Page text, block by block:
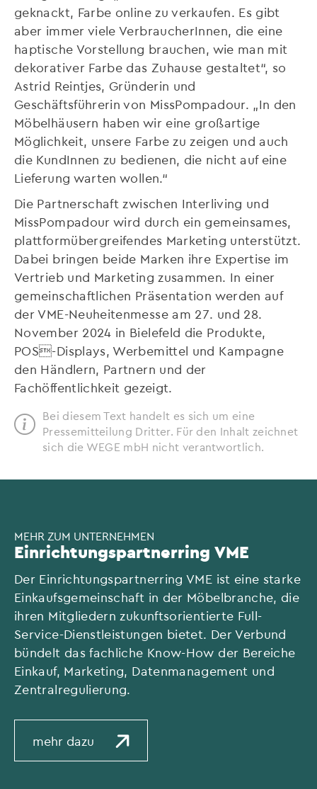
geknackt, Farbe online zu verkaufen. Es gibt
aber immer viele VerbraucherInnen, die eine
haptische Vorstellung brauchen, wie man mit
dekorativer Farbe das Zuhause gestaltet“, so
Astrid Reintjes, Gründerin und
Geschäftsführerin von MissPompadour. „In den
Möbelhäusern haben wir eine großartige
Möglichkeit, unsere Farbe zu zeigen und auch
die KundInnen zu bedienen, die nicht auf eine
Lieferung warten wollen.“
Die Partnerschaft zwischen Interliving und
MissPompadour wird durch ein gemeinsames,
plattformübergreifendes Marketing unterstützt.
Dabei bringen beide Marken ihre Expertise im
Vertrieb und Marketing zusammen. In einer
gemeinschaftlichen Präsentation werden auf
der VME-Neuheitenmesse am 27. und 28.
November 2024 in Bielefeld die Produkte,
POS-Displays, Werbemittel und Kampagne
den Händlern, Partnern und der
Fachöffentlichkeit gezeigt.
Bei diesem Text handelt es sich um eine
Pressemitteilung Dritter. Für den Inhalt zeichnet
sich die WEGE mbH nicht verantwortlich.
MEHR ZUM UNTERNEHMEN
Einrichtungspartnerring VME
Der Einrichtungspartnerring VME ist eine starke
Einkaufsgemeinschaft in der Möbelbranche, die
ihren Mitgliedern zukunftsorientierte Full-
Service-Dienstleistungen bietet. Der Verbund
bündelt das fachliche Know-How der Bereiche
Einkauf, Marketing, Datenmanagement und
Zentralregulierung.
mehr dazu